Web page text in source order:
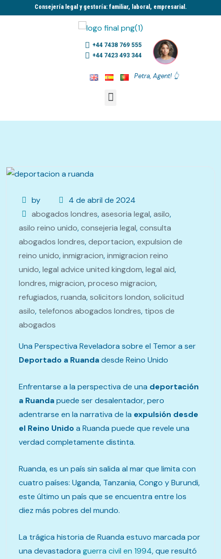
Consejería legal y gestoría: familiar, laboral, empresarial.​
+44 7438 769 555
+44 7423 493 344
Petra, Agent! 👆
by
4 de abril de 2024
abogados londres,asesoria legal,asilo,
asilo reino unido,consejeria legal,consulta
abogados londres,deportacion,expulsion de
reino unido,inmigracion,inmigracion reino
unido,legal advice united kingdom,legal aid,
londres,migracion,proceso migracion,
refugiados,ruanda,solicitors london,solicitud
asilo, telefonos abogados londres, tipos de
abogados
Una Perspectiva Reveladora sobre el Temor a ser
Deportado a Ruandadesde Reino Unido
Enfrentarse a la perspectiva de una deportación
a Ruandapuede ser desalentador, pero
adentrarse en la narrativa de la expulsión desde
el Reino Unidoa Ruanda puede que revele una
verdad completamente distinta.
Ruanda, es un país sin salida al mar que limita con
cuatro países: Uganda, Tanzania, Congo y Burundi,
este último un país que se encuentra entre los
diez más pobres del mundo.
La trágica historia de Ruanda estuvo marcada por
una devastadora guerra civil en 1994, que resultó